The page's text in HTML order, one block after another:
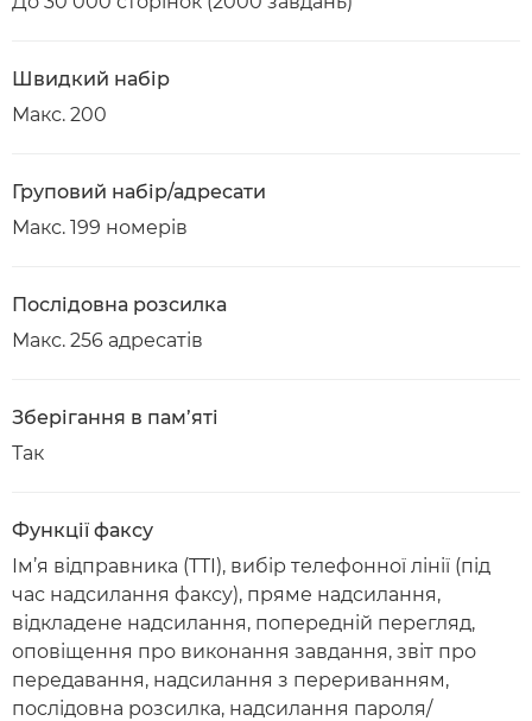
Швидкий набір
Макс. 200
Груповий набір/адресати
Макс. 199 номерів
Послідовна розсилка
Макс. 256 адресатів
Зберігання в пам’яті
Так
Функції факсу
Ім’я відправника (TTI), вибір телефонної лінії (під
час надсилання факсу), пряме надсилання,
відкладене надсилання, попередній перегляд,
оповіщення про виконання завдання, звіт про
передавання, надсилання з перериванням,
послідовна розсилка, надсилання пароля/